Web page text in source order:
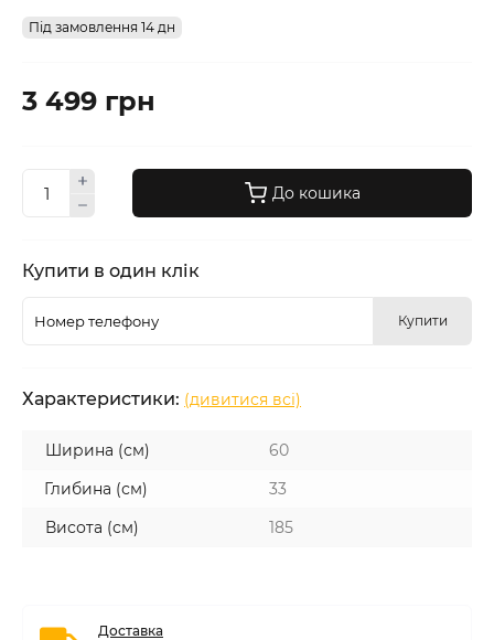
Під замовлення 14 дн
3 499 грн
До кошика
Купити в один клік
Купити
Характеристики: (дивитися всі)
Ширина (см)
60
Глибина (см)
33
Висота (см)
185
Доставка